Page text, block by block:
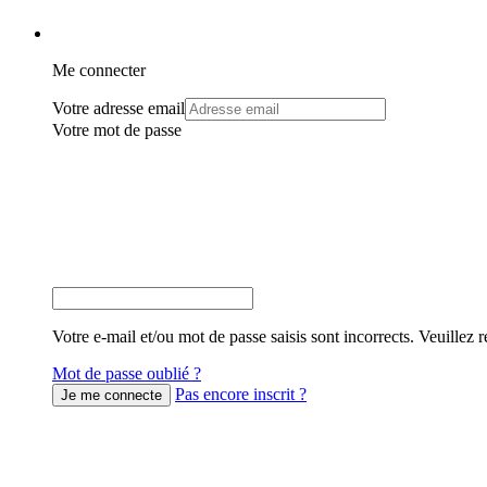
Me connecter
Votre adresse email
Votre mot de passe
Votre e-mail et/ou mot de passe saisis sont incorrects. Veuillez
Mot de passe oublié ?
Pas encore inscrit ?